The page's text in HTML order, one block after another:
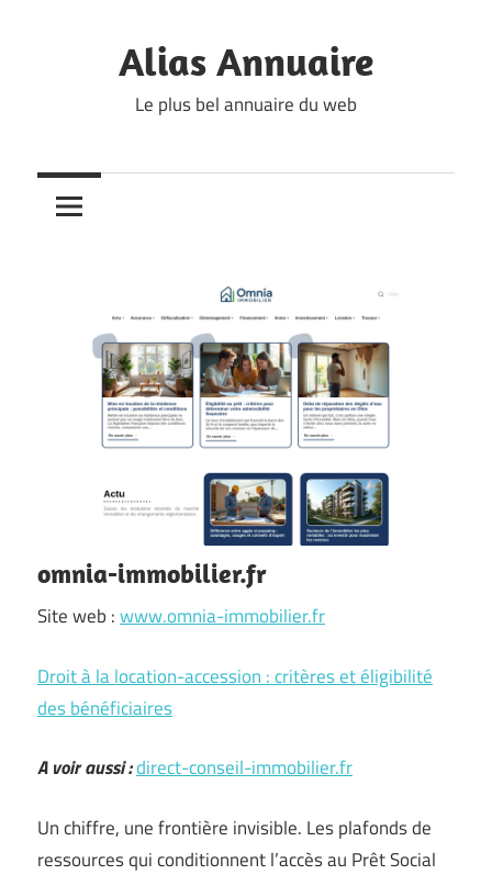
Alias Annuaire
Le plus bel annuaire du web
omnia-immobilier.fr
Site web :www.omnia-immobilier.fr
Droit à la location-accession : critères et éligibilité
des bénéficiaires
A voir aussi :direct-conseil-immobilier.fr
Un chiffre, une frontière invisible. Les plafonds de
ressources qui conditionnent l’accès au Prêt Social